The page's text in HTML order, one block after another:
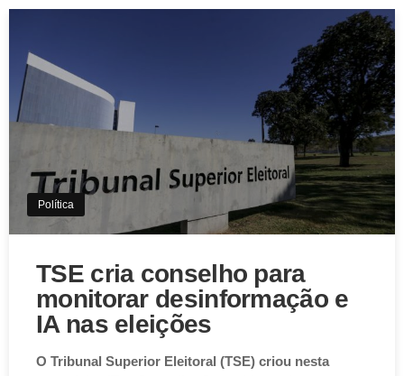
Política
TSE cria conselho para
monitorar desinformação e
IA nas eleições
O Tribunal Superior Eleitoral (TSE) criou nesta